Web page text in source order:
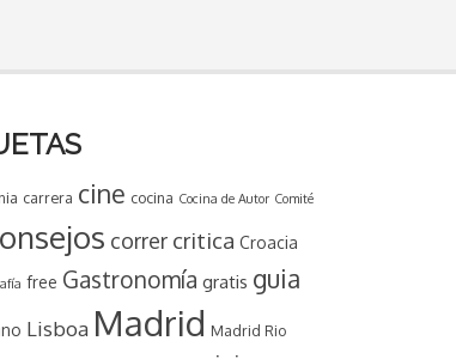
carrera cine cocina Cocina de Autor Comité
correr critica Croacia
free Gastronomía gratis guia
Lisboa Madrid Madrid Rio